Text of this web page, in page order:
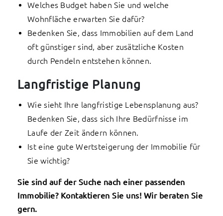
Welches Budget haben Sie und welche
Wohnfläche erwarten Sie dafür?
Bedenken Sie, dass Immobilien auf dem Land
oft günstiger sind, aber zusätzliche Kosten
durch Pendeln entstehen können.
Langfristige Planung
Wie sieht Ihre langfristige Lebensplanung aus?
Bedenken Sie, dass sich Ihre Bedürfnisse im
Laufe der Zeit ändern können.
Ist eine gute Wertsteigerung der Immobilie für
Sie wichtig?
Sie sind auf der Suche nach einer passenden
Immobilie? Kontaktieren Sie uns! Wir beraten Sie
gern.